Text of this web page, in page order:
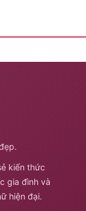
kiến thức
gia đình và
hiện đại.